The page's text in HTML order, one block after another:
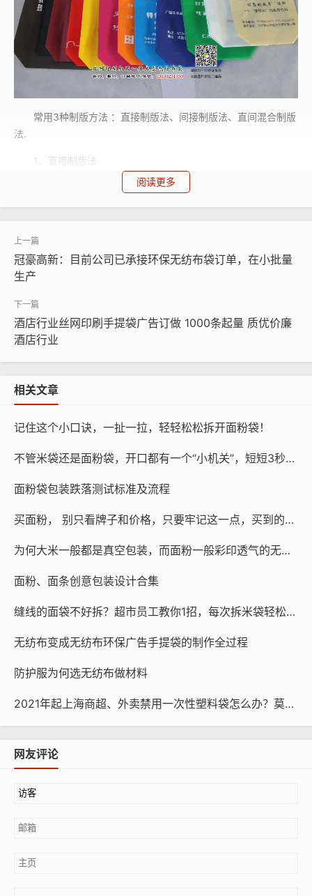
常用3种制版方法 ：直接制版法、间接制版法、直间混合制版
法.
1、直接制版法
方法：直接制版的方法是在制版时首先将涂有感光材料腕片基
感光膜面朝上平放在工作台面上，将绷好腕网框平放在片基上，然
塑料片基，附着了感光膜腕丝网即可用于晒版，经显影、干燥后就
制出丝印网版。
工艺流程：已绷网——脱脂——烘干——剥离片基——曝光
——显影——烘干——修版——封网
2、间接制版法
图形底片胶膜面与绷好的丝网贴紧，通过挤压使胶膜与湿润丝网贴
实，揭下片基，用风吹干就制成丝印网版。
工艺流程：
1).已绷网——脱脂——烘干
2).间接菲林——曝光——硬化——显影——贴合——吹干
3、直间混合制版法
先把感光胶层用水、醇或感光胶粘贴在丝网网框上，经热风干
燥后，揭去感光胶片的片基，然后晒版，显影处理后即制成丝网
版。
丝网印刷的优点：
(1) 不受承印物大小和形状的限制
一般印刷,只能在平面上进行，而丝网印不仅能在平面上进行
都可以用丝网印刷来进行。
(3) 墨层覆盖力强可在全黑的纸上作纯白印刷，立体感强。
(4) 适用于各种类型的油墨
响)。这使得印刷一些不干胶时，不用额外覆膜等工艺。
(6) 印刷方式灵活多样
阅读更多
冠豪高新：目前公司已承接环保无纺布袋订单，在小批量
生产
酒店行业丝网印刷手提袋广告订做 1000条起量 质优价廉
酒店行业
相关文章
记住这个小口诀，一扯一拉，轻轻松松拆开面粉袋！
不管米袋还是面粉袋，开口都有一个“小机关”，短短3秒拆开袋子
面粉袋包装跌落测试标准及流程
买面粉， 别只看牌子和价格，只要牢记这一点，买到的都是好面粉
为何大米一般都是真空包装，而面粉一般彩印透气的无纺布包装或编织布包装？
面粉、面条创意包装设计合集
缝线的面袋不好拆？超市员工教你1招，每次拆米袋轻松一拉就开
无纺布变成无纺布环保广告手提袋的制作全过程
防护服为何选无纺布做材料
2021年起上海商超、外卖禁用一次性塑料袋怎么办？莫慌，这些袋子已准备好
网友评论